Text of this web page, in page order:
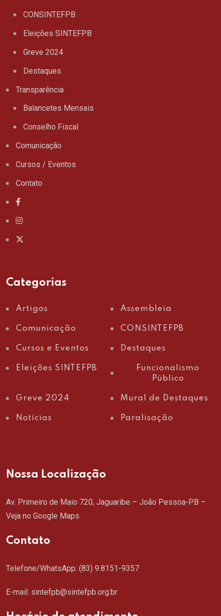
CONSINTEFPB
Eleições SINTEFPB
Greve 2024
Destaques
Transparência
Balancetes Mensais
Conselho Fiscal
Comunicação
Cursos / Eventos
Contato
Categorias
Artigos Assembleia
Comunicação CONSINTEFPB
Cursos e Eventos Destaques
Eleições SINTEFPB
Funcionalismo
Público
Greve 2024 Mural de Destaques
Notícias Paralisação
Nossa Localização
Av. Primeiro de Maio 720, Jaguaribe – João Pessoa-PB –
Veja no Google Maps
Contato
Telefone/WhatsApp: (83) 9.8151-9357
E-mail: sintefpb@sintefpb.org.br